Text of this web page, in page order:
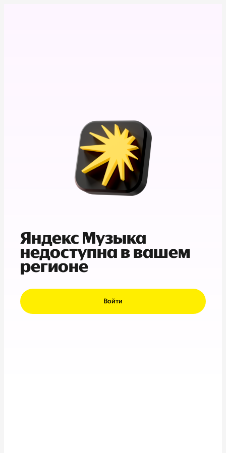
Яндекс Музыка
недоступна в вашем
регионе
Войти